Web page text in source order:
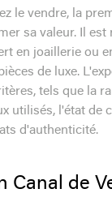
le vendre, la
sa valeur. Il est
en joaillerie ou
de luxe.
tels que la
utilisés, l'état de
d'authenticité.
Canal de